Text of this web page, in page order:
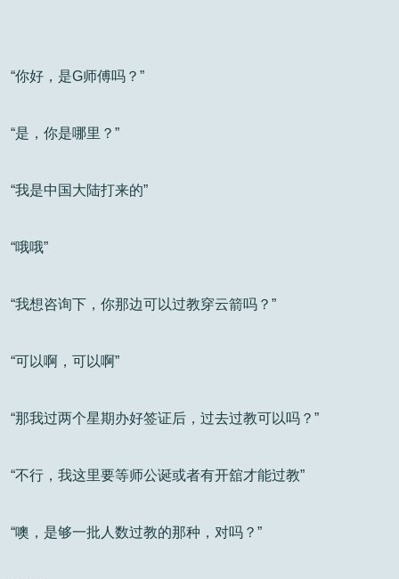
“你好，是G师傅吗？”
“是，你是哪里？”
“我是中国大陆打来的”
“哦哦”
“我想咨询下，你那边可以过教穿云箭吗？”
“可以啊，可以啊”
“那我过两个星期办好签证后，过去过教可以吗？”
“不行，我这里要等师公诞或者有开舘才能过教”
“噢，是够一批人数过教的那种，对吗？”